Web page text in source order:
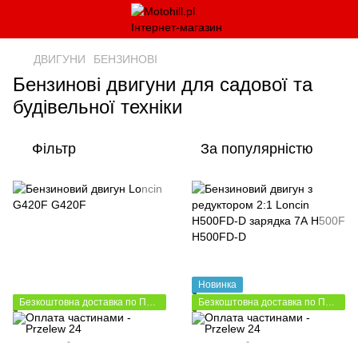
ДВИГУНИ БЕНЗИНОВІ
Бензинові двигуни для садової та
будівельної техніки
Фільтр За популярністю
Безкоштовна доставка по Польщі
Новинка
Безкоштовна доставка по Польщі